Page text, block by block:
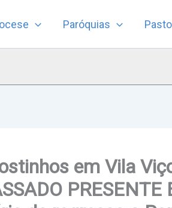
Paróquias
em Vila
PRESENTE